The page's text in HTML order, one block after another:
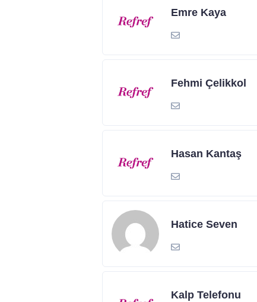
Emre Kaya
Fehmi Çelikkol
Hasan Kantaş
Hatice Seven
Kalp Telefonu